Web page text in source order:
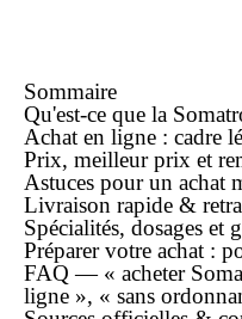
Sommaire
Qu'est-ce que la
Achat en ligne : cadre
Prix, meilleur prix et
Astuces pour un achat
Livraison rapide &
Spécialités, dosages et
Préparer votre achat :
FAQ — « acheter
ligne », « sans